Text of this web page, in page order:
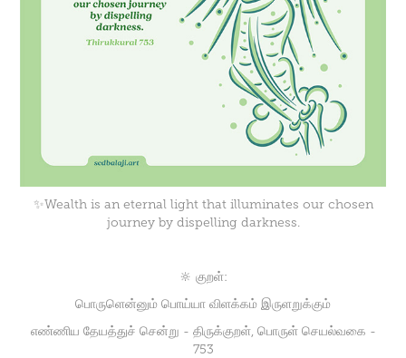
✨Wealth is an eternal light that illuminates our chosen
journey by dispelling darkness.
🔆 குறள்:
பொருளென்னும் பொய்யா விளக்கம் இருளறுக்கும்
எண்ணிய தேயத்துச் சென்று - திருக்குறள், பொருள் செயல்வகை -
753